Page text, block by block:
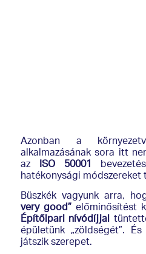
Azonban a
alkalmazásának sora itt
azISO 50001
hatékonysági módszereket
Büszkék vagyunk arra,
very good”előminősítést
Építőipari nívódíjjal
épületünk „zöldségét”.
játszik szerepet.